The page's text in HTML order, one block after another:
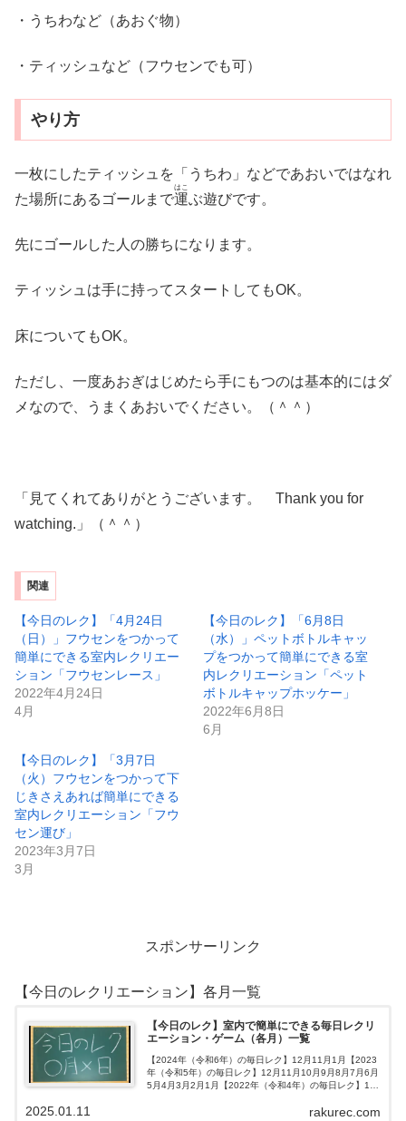
・うちわなど（あおぐ物）
・ティッシュなど（フウセンでも可）
やり方
一枚にしたティッシュを「うちわ」などであおいではなれ
た場所にあるゴールまで運
はこ
ぶ遊びです。
先にゴールした人の勝ちになります。
ティッシュは手に持ってスタートしてもOK。
床についてもOK。
ただし、一度あおぎはじめたら手にもつのは基本的にはダ
メなので、うまくあおいでください。（＾＾）
「見てくれてありがとうございます。 Thank you for
watching.」（＾＾）
関連
【今日のレク】「4月24日
（日）」フウセンをつかって
簡単にできる室内レクリエー
ション「フウセンレース」
2022年4月24日
4月
【今日のレク】「6月8日
（水）」ペットボトルキャッ
プをつかって簡単にできる室
内レクリエーション「ペット
ボトルキャップホッケー」
2022年6月8日
6月
【今日のレク】「3月7日
（火）フウセンをつかって下
じきさえあれば簡単にできる
室内レクリエーション「フウ
セン運び」
2023年3月7日
3月
スポンサーリンク
【今日のレクリエーション】各月一覧
【今日のレク】室内で簡単にできる毎日レクリ
エーション・ゲーム（各月）一覧
【2024年（令和6年）の毎日レク】12月11月1月【2023
年（令和5年）の毎日レク】12月11月10月9月8月7月6月
5月4月3月2月1月【2022年（令和4年）の毎日レク】12
rakurec.com
2025.01.11